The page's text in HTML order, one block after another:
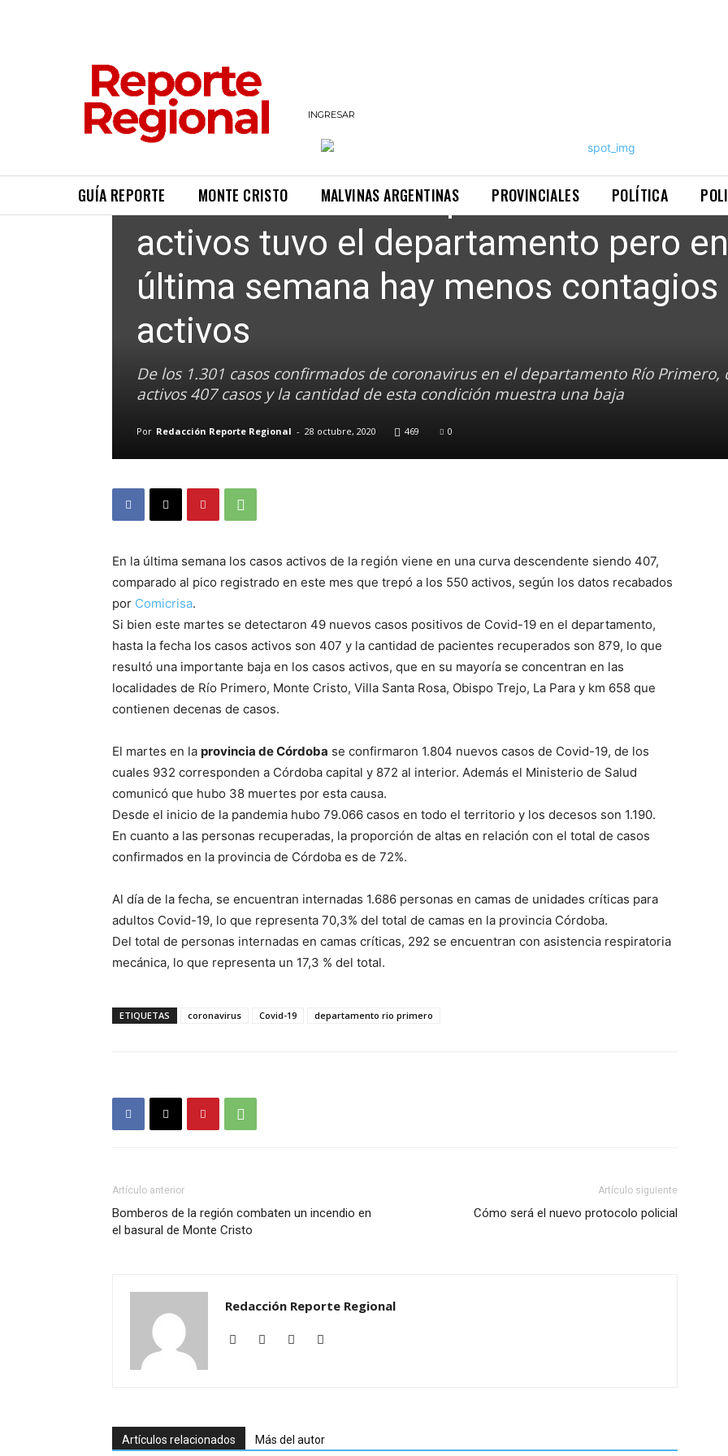
INGRESAR
GUÍA REPORTE MONTE CRISTO MALVINAS ARGENTINAS PROVINCIALES POLÍTICA
Octubre es el mes que más casos
activos tuvo el departamento pero
última semana hay menos contagios
activos
De los 1.301 casos confirmados de coronavirus en el departamento Río Primero,
activos 407 casos y la cantidad de esta condición muestra una baja
Por Redacción Reporte Regional - 28 octubre, 2020 469 0
En la última semana los casos activos de la región viene en una curva descendente siendo 407,
comparado al pico registrado en este mes que trepó a los 550 activos, según los datos recabados
por Comicrisa.
Si bien este martes se detectaron 49 nuevos casos positivos de Covid-19 en el departamento,
hasta la fecha los casos activos son 407 y la cantidad de pacientes recuperados son 879, lo que
resultó una importante baja en los casos activos, que en su mayoría se concentran en las
localidades de Río Primero, Monte Cristo, Villa Santa Rosa, Obispo Trejo, La Para y km 658 que
contienen decenas de casos.
El martes en la provincia de Córdoba se confirmaron 1.804 nuevos casos de Covid-19, de los
cuales 932 corresponden a Córdoba capital y 872 al interior. Además el Ministerio de Salud
comunicó que hubo 38 muertes por esta causa.
Desde el inicio de la pandemia hubo 79.066 casos en todo el territorio y los decesos son 1.190.
En cuanto a las personas recuperadas, la proporción de altas en relación con el total de casos
confirmados en la provincia de Córdoba es de 72%.
Al día de la fecha, se encuentran internadas 1.686 personas en camas de unidades críticas para
adultos Covid-19, lo que representa 70,3% del total de camas en la provincia Córdoba.
Del total de personas internadas en camas críticas, 292 se encuentran con asistencia respiratoria
mecánica, lo que representa un 17,3 % del total.
ETIQUETAS coronavirus Covid-19 departamento rio primero
Artículo anterior
Bomberos de la región combaten un incendio en
el basural de Monte Cristo
Artículo siguiente
Cómo será el nuevo protocolo policial
Redacción Reporte Regional
Artículos relacionados Más del autor